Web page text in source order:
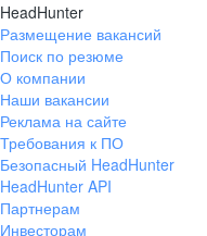
HeadHunter
Размещение вакансий
Поиск по резюме
О компании
Наши вакансии
Реклама на сайте
Требования к ПО
Безопасный HeadHunter
HeadHunter API
Партнерам
Инвесторам